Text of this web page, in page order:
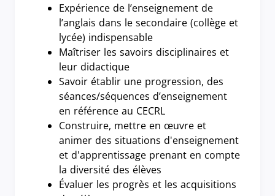
Expérience de l’enseignement de
l’anglais dans le secondaire (collège et
lycée) indispensable
Maîtriser les savoirs disciplinaires et
leur didactique
Savoir établir une progression, des
séances/séquences d’enseignement
en référence au CECRL
Construire, mettre en œuvre et
animer des situations d'enseignement
et d'apprentissage prenant en compte
la diversité des élèves
Évaluer les progrès et les acquisitions